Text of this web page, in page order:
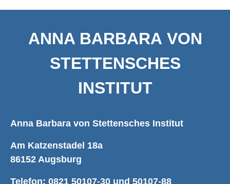
ANNA BARBARA VON
STETTENSCHES
INSTITUT
Anna Barbara von Stettensches Institut
Am Katzenstadel 18a
86152 Augsburg
Telefon: 0821 50107-30 und 50107-88